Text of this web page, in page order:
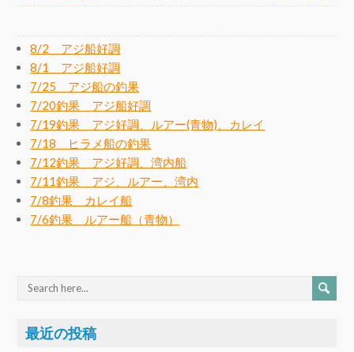
8/2 アジ船好調
8/1 アジ船好調
7/25 アジ船の釣果
7/20釣果 アジ船好調
7/19釣果 アジ好調、ルアー(青物)、カレイ
7/18 ヒラメ船の釣果
7/12釣果 アジ好調、湾内船
7/11釣果 アジ、ルアー、湾内
7/8釣果 カレイ船
7/6釣果 ルアー船（青物）
最近の投稿